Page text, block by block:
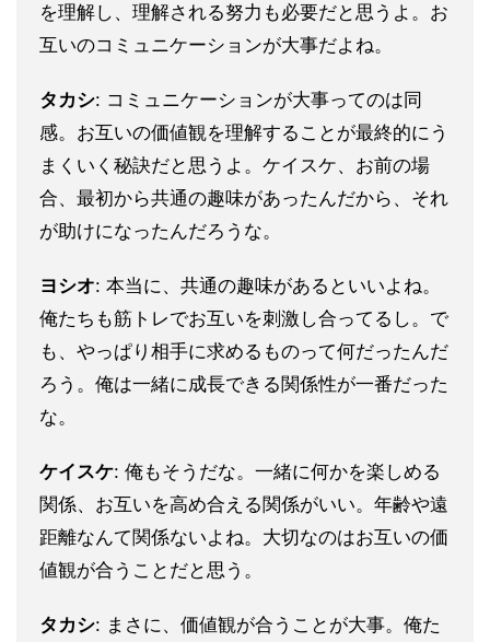
を理解し、理解される努力も必要だと思うよ。お
互いのコミュニケーションが大事だよね。
タカシ: コミュニケーションが大事ってのは同
感。お互いの価値観を理解することが最終的にう
まくいく秘訣だと思うよ。ケイスケ、お前の場
合、最初から共通の趣味があったんだから、それ
が助けになったんだろうな。
ヨシオ: 本当に、共通の趣味があるといいよね。
俺たちも筋トレでお互いを刺激し合ってるし。で
も、やっぱり相手に求めるものって何だったんだ
ろう。俺は一緒に成長できる関係性が一番だった
な。
ケイスケ: 俺もそうだな。一緒に何かを楽しめる
関係、お互いを高め合える関係がいい。年齢や遠
距離なんて関係ないよね。大切なのはお互いの価
値観が合うことだと思う。
タカシ: まさに、価値観が合うことが大事。俺た